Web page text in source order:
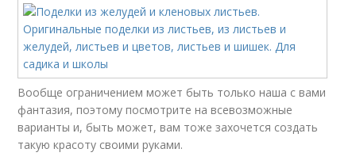
Вообще ограничением может быть только наша с вами
фантазия, поэтому посмотрите на всевозможные
варианты и, быть может, вам тоже захочется создать
такую красоту своими руками.